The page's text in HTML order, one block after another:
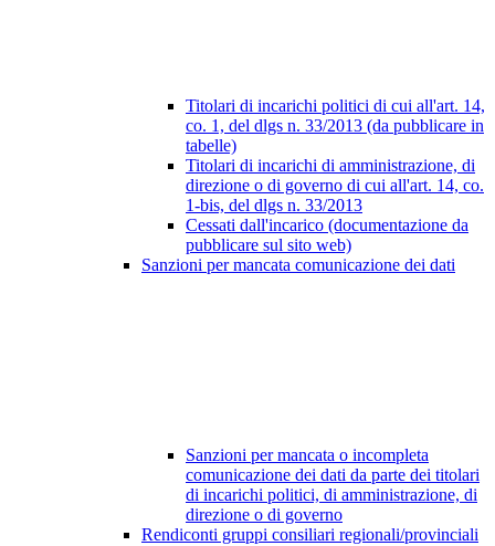
Titolari di incarichi politici di cui all'art. 14,
co. 1, del dlgs n. 33/2013 (da pubblicare in
tabelle)
Titolari di incarichi di amministrazione, di
direzione o di governo di cui all'art. 14, co.
1-bis, del dlgs n. 33/2013
Cessati dall'incarico (documentazione da
pubblicare sul sito web)
Sanzioni per mancata comunicazione dei dati
Sanzioni per mancata o incompleta
comunicazione dei dati da parte dei titolari
di incarichi politici, di amministrazione, di
direzione o di governo
Rendiconti gruppi consiliari regionali/provinciali